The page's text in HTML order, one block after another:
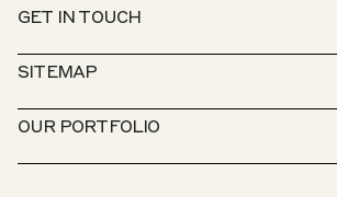
GET IN TOUCH
CONTACT
SERVICE DESK
SITEMAP
PROPERTY FINDER
SUSTAINABILITY
OUR PORTFOLIO